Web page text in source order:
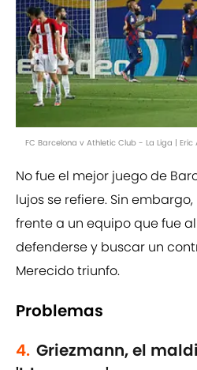
FC Barcelona v Athletic Club - La Liga |
No fue el mejor juego de
lujos se refiere. Sin
frente a un equipo que fue
defenderse y buscar un
Merecido triunfo.
Problemas
4. Griezmann, el